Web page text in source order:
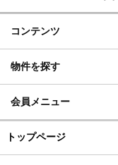
コンテンツ
物件を探す
会員メニュー
トップページ